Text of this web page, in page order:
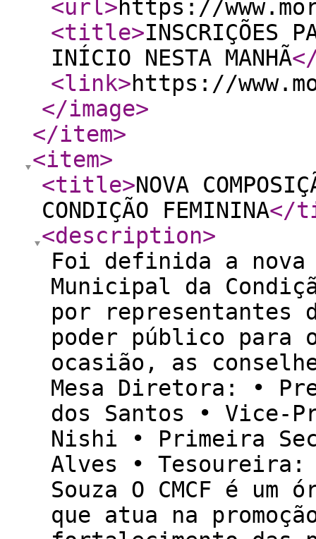
<url>https://
<title>INSCRIÇÕES
INÍCIO NESTA MANHÃ
<link>https://
</image>
</item>
<item>
<title>NOVA
CONDIÇÃO FEMININA</
<description>
Foi definida a nova
Municipal da
por representantes
poder público para
ocasião, as
Mesa Diretora: •
dos Santos • Vice-
Nishi • Primeira
Alves • Tesoureira:
Souza O CMCF é
que atua na